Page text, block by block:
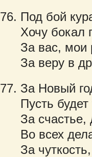
Под бой
Хочу бокал
За вас, мои
За веру в
За Новый
Пусть
За счастье,
Во всех
За